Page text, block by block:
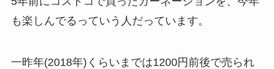
も楽しんでるっていう人だっています。
一昨年(2018年)くらいまでは1200円前後で売られ